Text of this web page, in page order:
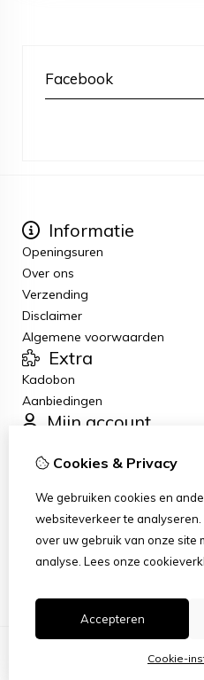
Facebook
Informatie
Openingsuren
Over ons
Verzending
Disclaimer
Algemene voorwaarden
Extra
Kadobon
Aanbiedingen
Mijn account
Bestelhistorie
Nieuwsbrief
Klantenservice
Contact
Sitemap
Cookies & Privacy
We gebruiken cookies en
websiteverkeer te
over uw gebruik van onze site
analyse. Lees onze
Accepteren
Cookie-